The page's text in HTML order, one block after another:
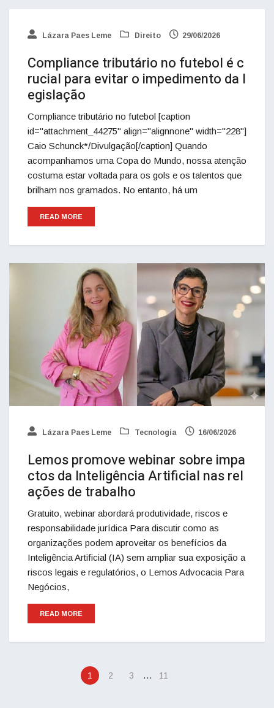
Lázara Paes Leme Direito 29/06/2026
Compliance tributário no futebol é c
rucial para evitar o impedimento da l
egislação
Compliance tributário no futebol [caption
id="attachment_44275" align="alignnone" width="228"]
Caio Schunck*/Divulgação[/caption] Quando
acompanhamos uma Copa do Mundo, nossa atenção
costuma estar voltada para os gols e os talentos que
brilham nos gramados. No entanto, há um
READ MORE
Lázara Paes Leme Tecnologia 16/06/2026
Lemos promove webinar sobre impa
ctos da Inteligência Artificial nas rel
ações de trabalho
Gratuito, webinar abordará produtividade, riscos e
responsabilidade jurídica Para discutir como as
organizações podem aproveitar os benefícios da
Inteligência Artificial (IA) sem ampliar sua exposição a
riscos legais e regulatórios, o Lemos Advocacia Para
Negócios,
READ MORE
1 2 3 … 11